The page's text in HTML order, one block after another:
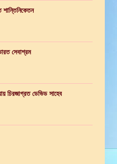
সেবাশ্রম
চিরজাগ্রত ডেভিড সাহেব